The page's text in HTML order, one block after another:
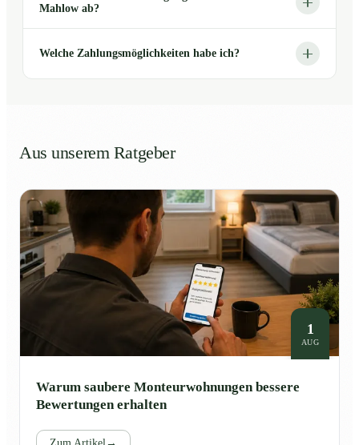
Mahlow ab?
Welche Zahlungsmöglichkeiten habe ich?
Aus unserem Ratgeber
1
AUG
Warum saubere Monteurwohnungen bessere
Bewertungen erhalten